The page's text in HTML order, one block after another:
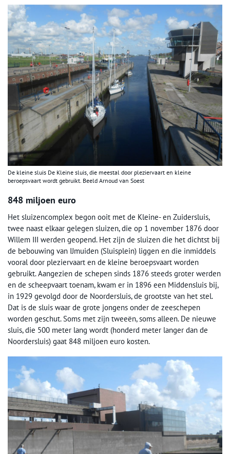
De kleine sluis De Kleine sluis, die meestal door pleziervaart en kleine
beroepsvaart wordt gebruikt. Beeld Arnoud van Soest
848 miljoen euro
Het sluizencomplex begon ooit met de Kleine- en Zuidersluis,
twee naast elkaar gelegen sluizen, die op 1 november 1876 door
Willem III werden geopend. Het zijn de sluizen die het dichtst bij
de bebouwing van IJmuiden (Sluisplein) liggen en die inmiddels
vooral door pleziervaart en de kleine beroepsvaart worden
gebruikt. Aangezien de schepen sinds 1876 steeds groter werden
en de scheepvaart toenam, kwam er in 1896 een Middensluis bij,
in 1929 gevolgd door de Noordersluis, de grootste van het stel.
Dat is de sluis waar de grote jongens onder de zeeschepen
worden geschut. Soms met zijn tweeën, soms alleen. De nieuwe
sluis, die 500 meter lang wordt (honderd meter langer dan de
Noordersluis) gaat 848 miljoen euro kosten.